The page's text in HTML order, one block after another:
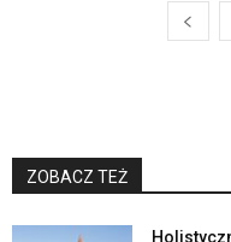
ZOBACZ TEŻ